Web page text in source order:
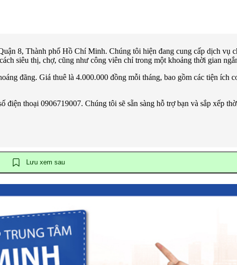
8, Thành phố Hồ Chí Minh. Chúng tôi hiện đang cung cấp dịch vụ
siêu thị, chợ, cũng như công viên chỉ trong một khoảng thời gian
đãng. Giá thuê là 4.000.000 đồng mỗi tháng, bao gồm các tiện ích
thoại 0906719007. Chúng tôi sẽ sẵn sàng hỗ trợ bạn và sắp xếp
Lưu xem sau